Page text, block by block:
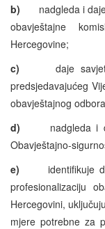
b) nadgleda i
obavještajne
Hercegovine;
c)daje
predsjedavajućeg
obavještajnog
d) nadgleda i
Obavještajno-
e) identifikuje
profesionalizaciju
Hercegovini,
mjere potrebne za